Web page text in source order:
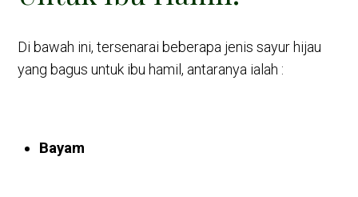
Di bawah ini, tersenarai beberapa jenis sayur hijau
yang bagus untuk ibu hamil, antaranya ialah :
Bayam